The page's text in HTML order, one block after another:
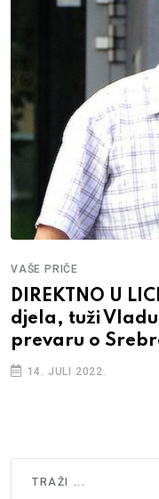
VAŠE PRIČE
DIREKTNO U
djela, tuži
prevaru o
14. JULI 2022.